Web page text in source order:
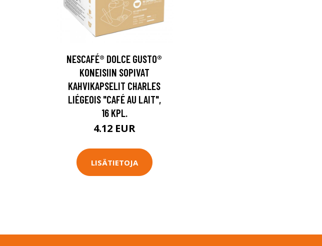
NESCAFÉ® DOLCE GUSTO®
KONEISIIN SOPIVAT
KAHVIKAPSELIT CHARLES
LIÉGEOIS "CAFÉ AU LAIT",
16 KPL.
4.12 EUR
LISÄTIETOJA